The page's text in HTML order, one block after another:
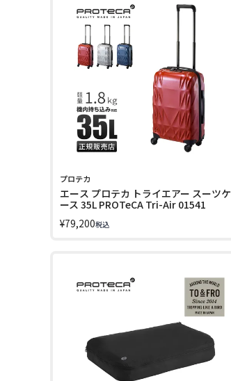
プロテカ
エース プロテカ トライエアー スーツケ
ース 35L PROTeCA Tri-Air 01541
¥79,200税込